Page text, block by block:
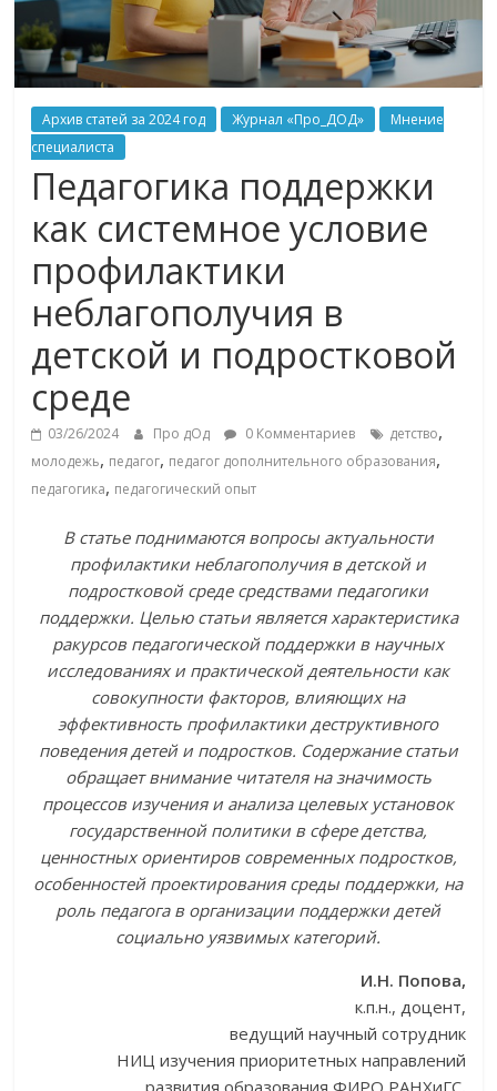
Архив статей за 2024 год Журнал «Про_ДОД»
Мнение
специалиста
Педагогика поддержки
как системное условие
профилактики
неблагополучия в
детской и подростковой
среде
03/26/2024 Про дОд 0 Комментариев детство,
молодежь, педагог, педагог дополнительного образования,
педагогика, педагогический опыт
В статье поднимаются вопросы актуальности
профилактики неблагополучия в детской и
подростковой среде средствами педагогики
поддержки. Целью статьи является характеристика
ракурсов педагогической поддержки в научных
исследованиях и практической деятельности как
совокупности факторов, влияющих на
эффективность профилактики деструктивного
поведения детей и подростков. Содержание статьи
обращает внимание читателя на значимость
процессов изучения и анализа целевых установок
государственной политики в сфере детства,
ценностных ориентиров современных подростков,
особенностей проектирования среды поддержки, на
роль педагога в организации поддержки детей
социально уязвимых категорий.
И.Н. Попова,
к.п.н., доцент,
ведущий научный сотрудник
НИЦ изучения приоритетных направлений
развития образования ФИРО РАНХиГС,